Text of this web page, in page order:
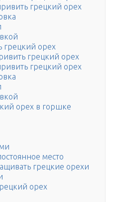
грецкий орех
грецкий орех
грецкий орех
грецкий орех
орех в горшке
место
грецкие орехи
орех